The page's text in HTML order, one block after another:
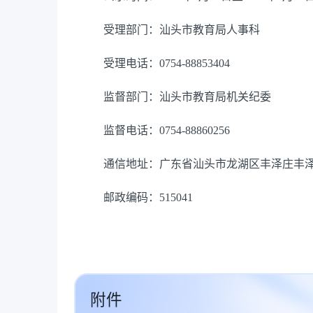
受理部门：汕头市教育局人事科
受理电话：0754-88853404
监督部门：汕头市教育局机关纪委
监督电话：0754-88860256
通信地址：广东省汕头市龙湖区丰泽庄丰
邮政编码：515041
附件